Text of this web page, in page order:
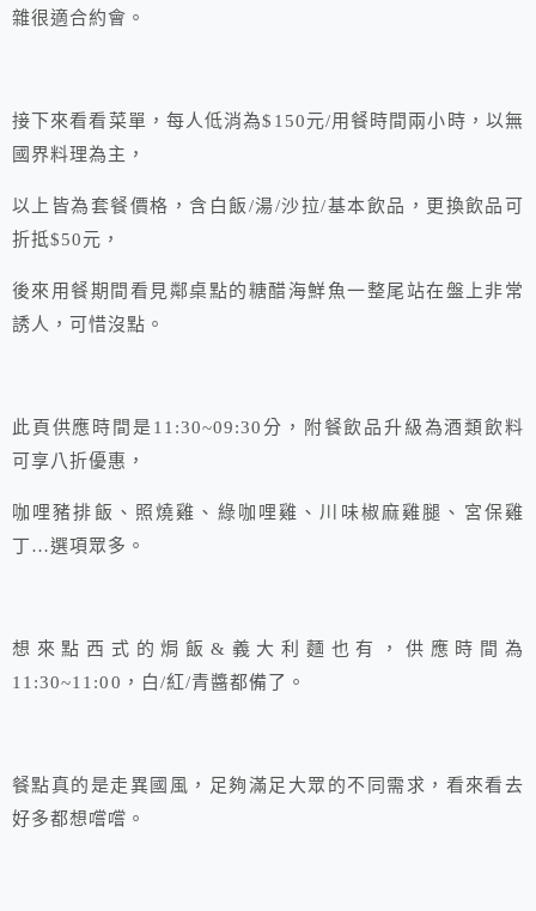
雜很適合約會。
接下來看看菜單，每人低消為$150元/用餐時間兩小時，以無
國界料理為主，
以上皆為套餐價格，含白飯/湯/沙拉/基本飲品，更換飲品可
折抵$50元，
後來用餐期間看見鄰桌點的糖醋海鮮魚一整尾站在盤上非常
誘人，可惜沒點。
此頁供應時間是11:30~09:30分，附餐飲品升級為酒類飲料
可享八折優惠，
咖哩豬排飯、照燒雞、綠咖哩雞、川味椒麻雞腿、宮保雞
丁…選項眾多。
想來點西式的焗飯&義大利麵也有，供應時間為
11:30~11:00，白/紅/青醬都備了。
餐點真的是走異國風，足夠滿足大眾的不同需求，看來看去
好多都想嚐嚐。